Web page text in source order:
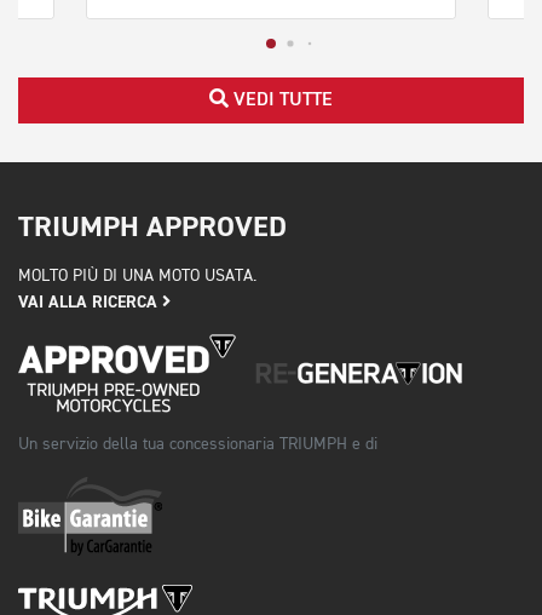
VEDI TUTTE
TRIUMPH APPROVED
MOLTO PIÙ DI UNA MOTO USATA.
VAI ALLA RICERCA
Un servizio della tua concessionaria TRIUMPH e di